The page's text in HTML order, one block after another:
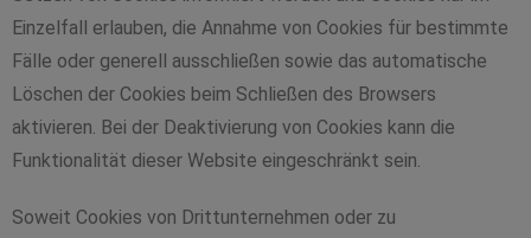
Einzelfall erlauben, die Annahme von Cookies für bestimmte
Fälle oder generell ausschließen sowie das automatische
Löschen der Cookies beim Schließen des Browsers
aktivieren. Bei der Deaktivierung von Cookies kann die
Funktionalität dieser Website eingeschränkt sein.
Soweit Cookies von Drittunternehmen oder zu